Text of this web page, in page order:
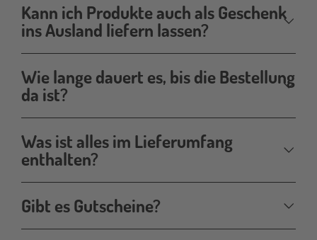
Kann ich Produkte auch als Geschenk
ins Ausland liefern lassen?
Wie lange dauert es, bis die Bestellung
da ist?
Was ist alles im Lieferumfang
enthalten?
Gibt es Gutscheine?